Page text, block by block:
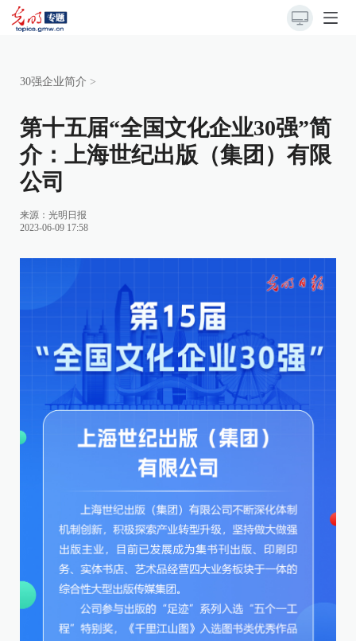
30强企业简介 >
第十五届“全国文化企业30强”简
介：上海世纪出版（集团）有限
公司
来源： 光明日报
2023-06-09 17:58